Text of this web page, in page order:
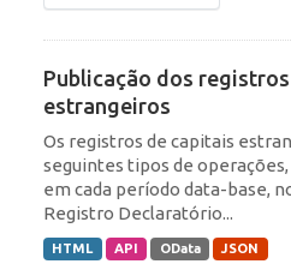
Publicação dos
estrangeiros
Os registros de capitais
seguintes tipos de
em cada período data-base,
Registro Declaratório...
HTML API OData JSON